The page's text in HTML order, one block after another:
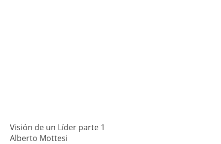
Visión de un Líder parte 1
Alberto Mottesi